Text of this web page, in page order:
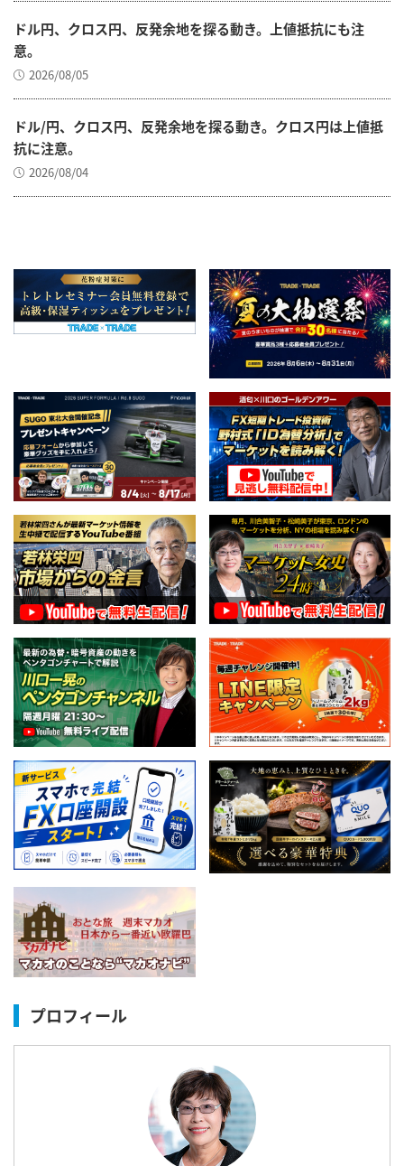
ドル円、クロス円、反発余地を探る動き。上値抵抗にも注
意。
2026/08/05
ドル/円、クロス円、反発余地を探る動き。クロス円は上値抵
抗に注意。
2026/08/04
プロフィール